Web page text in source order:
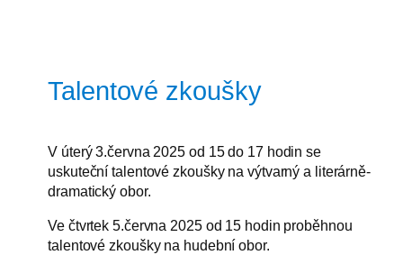
Talentové zkoušky
V úterý 3.června 2025 od 15 do 17 hodin se
uskuteční talentové zkoušky na výtvarný a literárně-
dramatický obor.
Ve čtvrtek 5.června 2025 od 15 hodin proběhnou
talentové zkoušky na hudební obor.